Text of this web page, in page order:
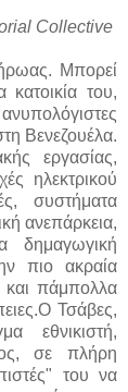
Collective
Μπορεί
κατοικία του,
Βενεζουέλα.
εργασίας,
ηλεκτρικού
συστήματα
ανεπάρκεια,
δημαγωγική
πιο ακραία
πάμπολλα
Τσάβες,
εθνικιστή,
σε πλήρη
του να